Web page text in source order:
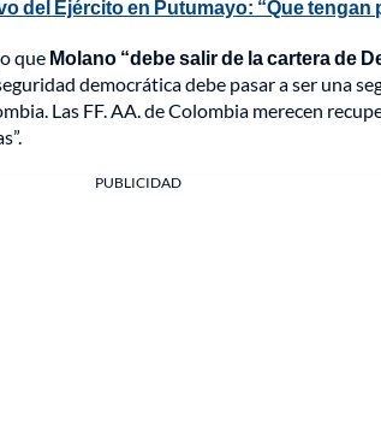
del Ejército en Putumayo: “Que tengan
que Molano “debe salir de la cartera de
democrática debe pasar a ser una
Las FF. AA. de Colombia merecen
PUBLICIDAD